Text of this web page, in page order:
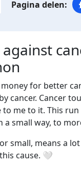
for better
cancer. Cancer
to me to it. This
a small way, to
small, means a
cause. 🤍